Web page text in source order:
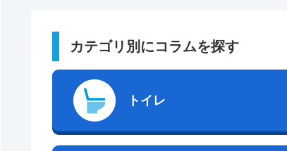
カテゴリ別にコラムを探す
トイレ